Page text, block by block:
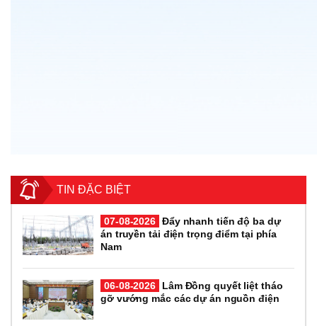
TIN ĐẶC BIỆT
07-08-2026 Đẩy nhanh tiến độ ba dự
án truyền tải điện trọng điểm tại phía
Nam
06-08-2026
Lâm Đồng quyết liệt tháo
gỡ vướng mắc các dự án nguồn điện